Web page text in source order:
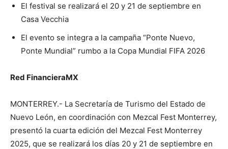
El festival se realizará el 20 y 21 de septiembre en
Casa Vecchia
El evento se integra a la campaña “Ponte Nuevo,
Ponte Mundial” rumbo a la Copa Mundial FIFA 2026
Red FinancieraMX
MONTERREY.- La Secretaría de Turismo del Estado de
Nuevo León, en coordinación con Mezcal Fest Monterrey,
presentó la cuarta edición del Mezcal Fest Monterrey
2025, que se realizará los días 20 y 21 de septiembre en